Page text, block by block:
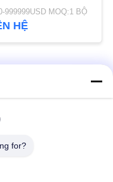
Đặc biệt cho
tinh bột Thanh
999999USD MOQ:1 BỘ
HỆ
các
tinh bột sắn
for?